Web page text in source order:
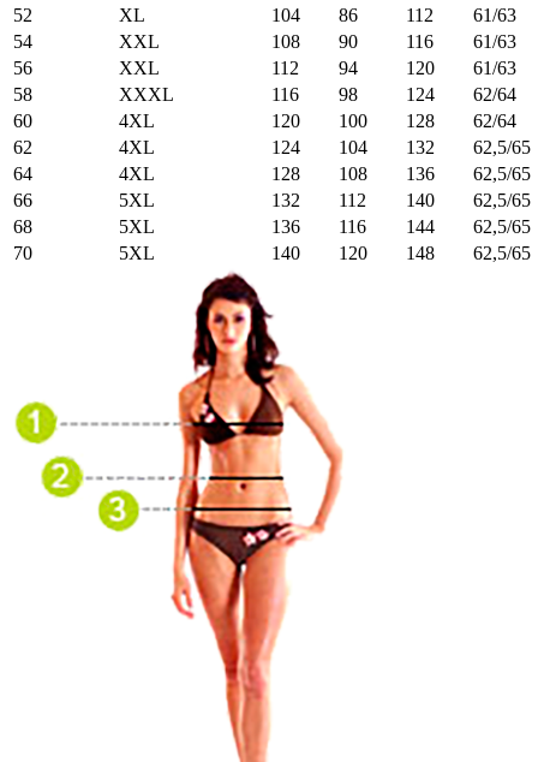
52
XL 104 86 112
61/63
54
XXL 108 90 116
61/63
56
XXL 112 94 120
61/63
58
XXXL 116 98 124
62/64
60
4XL 120 100 128
62/64
62
4XL 124 104 132
62,5/65
64
4XL 128 108 136
62,5/65
66
5XL 132 112 140
62,5/65
68
5XL 136 116 144
62,5/65
70
5XL 140 120 148 62,5/65